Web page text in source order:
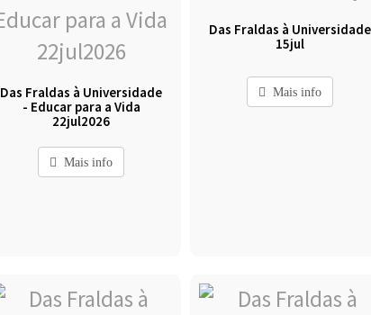
Das Fraldas à Universidade
- Educar para a Vida
22jul2026
Mais info
Das Fraldas à Universidade
15jul
Mais info